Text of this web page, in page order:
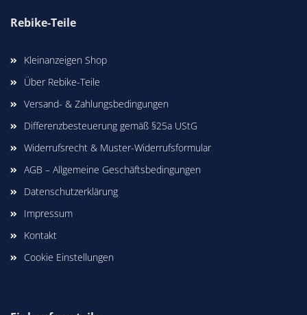
Rebike-Teile
Kleinanzeigen Shop
Über Rebike-Teile
Versand- & Zahlungsbedingungen
Differenzbesteuerung gemäß §25a UStG
Widerrufsrecht & Muster-Widerrufsformular
AGB – Allgemeine Geschäftsbedingungen
Datenschutzerklärung
Impressum
Kontakt
Cookie Einstellungen